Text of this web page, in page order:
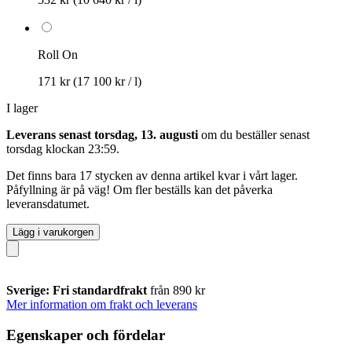
Roll On
171 kr(17 100 kr / l)
I lager
Leverans senast torsdag, 13. augusti om du beställer senast
torsdag klockan 23:59.
Det finns bara 17 stycken av denna artikel kvar i vårt lager.
Påfyllning är på väg! Om fler beställs kan det påverka
leveransdatumet.
Lägg i varukorgen
Sverige: Fri standardfrakt från 890 kr
Mer information om frakt och leverans
Egenskaper och fördelar